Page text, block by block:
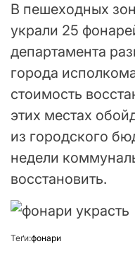
В пешеходных
украли 25
департамента
города
стоимость
этих местах
из городского
недели
восстановить.
Теґи:фонари